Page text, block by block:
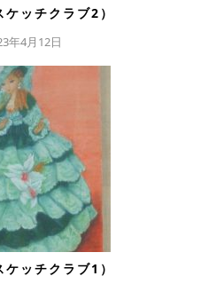
ッチクラブ2）
年4月12日
ッチクラブ1）